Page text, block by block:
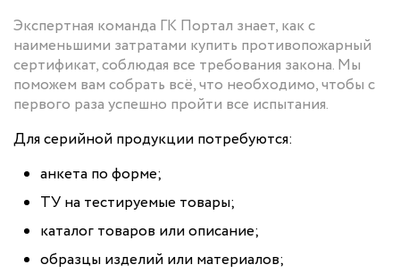
Экспертная команда ГК Портал знает, как с
наименьшими затратами купить противопожарный
сертификат, соблюдая все требования закона. Мы
поможем вам собрать всё, что необходимо, чтобы с
первого раза успешно пройти все испытания.
Для серийной продукции потребуются:
анкета по форме;
ТУ на тестируемые товары;
каталог товаров или описание;
образцы изделий или материалов;